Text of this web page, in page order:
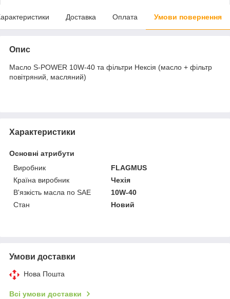
Доставка Оплата Умови повернення
Опис
Масло S-POWER 10W-40 та фільтри Нексія (масло + фільтр
повітряний, масляний)
Характеристики
Основні атрибути
Виробник
FLAGMUS
Країна виробник
Чехія
В'язкість масла по SAE
10W-40
Стан
Новий
Умови доставки
Нова Пошта
Всі умови доставки